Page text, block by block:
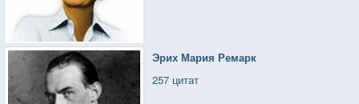
Эрих Мария Ремарк
257 цитат